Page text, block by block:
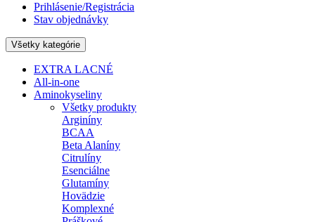
Prihlásenie/Registrácia
Stav objednávky
Všetky kategórie
EXTRA LACNÉ
All-in-one
Aminokyseliny
Všetky produkty
Arginíny
BCAA
Beta Alaníny
Citrulíny
Esenciálne
Glutamíny
Hovädzie
Komplexné